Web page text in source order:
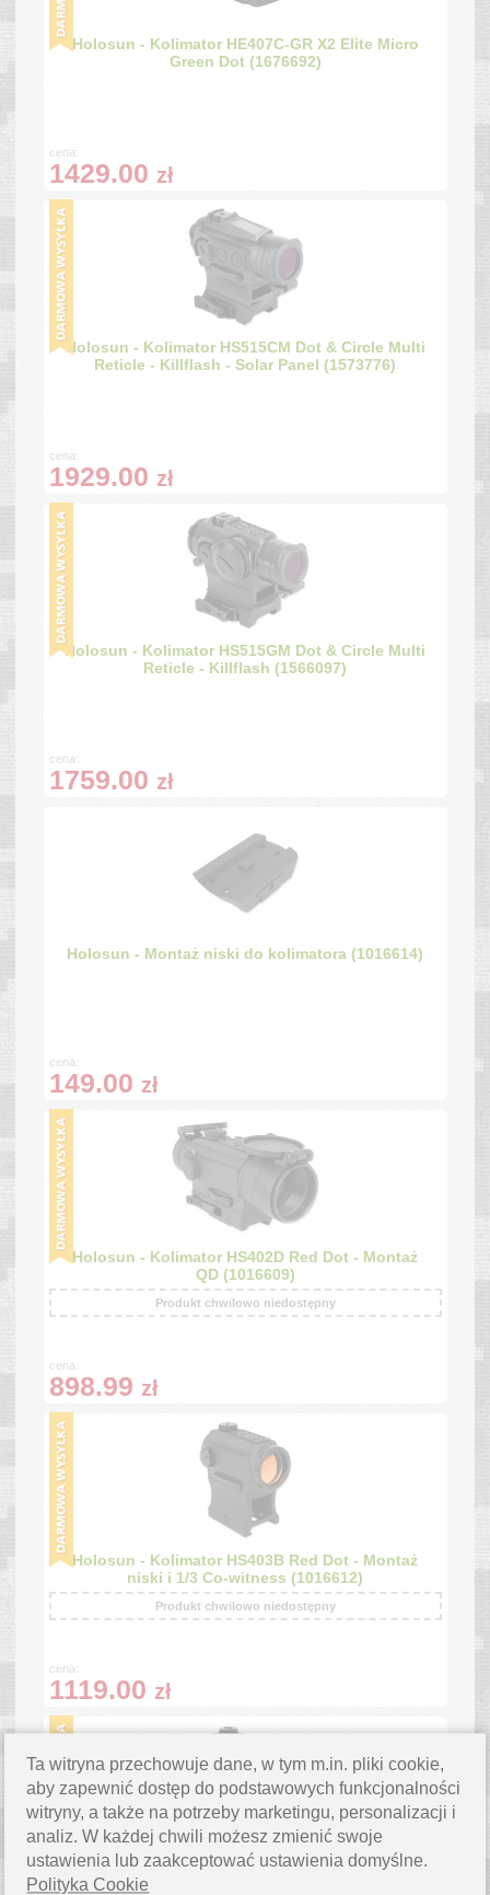
Holosun - Kolimator HE407C-GR X2 Elite Micro
Green Dot (1676692)
cena:
1429.00 zł
Holosun - Kolimator HS515CM Dot & Circle Multi
Reticle - Killflash - Solar Panel (1573776)
cena:
1929.00 zł
Holosun - Kolimator HS515GM Dot & Circle Multi
Reticle - Killflash (1566097)
cena:
1759.00 zł
Holosun - Montaż niski do kolimatora (1016614)
cena:
149.00 zł
Holosun - Kolimator HS402D Red Dot - Montaż
QD (1016609)
Produkt chwilowo niedostępny
cena:
898.99 zł
Holosun - Kolimator HS403B Red Dot - Montaż
niski i 1/3 Co-witness (1016612)
Produkt chwilowo niedostępny
cena:
1119.00 zł
Holosun - Kolimator HS403GL Red Dot - Montaż
niski i 1/3 Co-witness (1016613)
Ta witryna przechowuje dane, w tym m.in. pliki cookie,
aby zapewnić dostęp do podstawowych funkcjonalności
witryny, a także na potrzeby marketingu, personalizacji i
analiz. W każdej chwili możesz zmienić swoje
ustawienia lub zaakceptować ustawienia domyślne.
Polityka Cookie